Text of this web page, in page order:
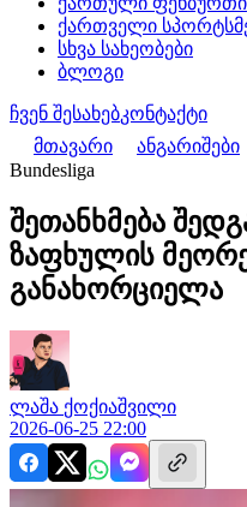
ქართველი
სხვა სახეობები
ბლოგი
ჩვენ შესახებკონტაქტი
მთავარი
ანგარიშები
Bundesliga
შეთანხმება
ზაფხულის
განახორციელა
ლაშა ქოქიაშვილი
2026-06-25 22:00